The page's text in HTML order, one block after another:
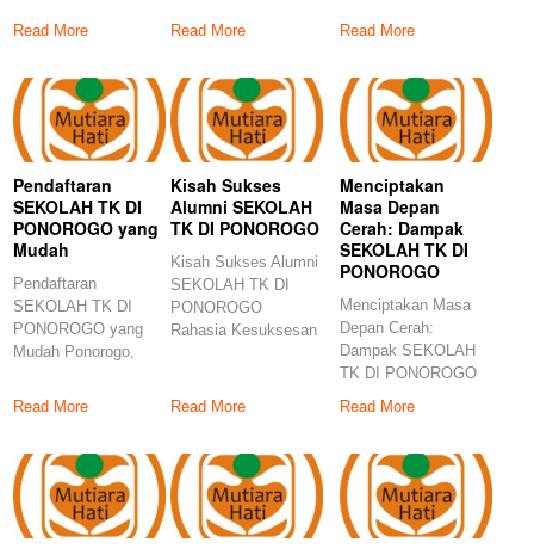
yang Membuat
Read More Read More
Temukan Fasilitas
Read More
Pendaftaran
SEKOLAH TK DI
PONOROGO yang
Mudah
Pendaftaran
SEKOLAH TK DI
PONOROGO yang
Mudah Ponorogo,
subur dan penuh
Read More
Kisah Sukses
Alumni SEKOLAH
TK DI PONOROGO
Kisah Sukses Alumni
SEKOLAH TK DI
PONOROGO
Rahasia Kesuksesan
Alumni
Read More
Menciptakan
Masa Depan
Cerah: Dampak
SEKOLAH TK DI
PONOROGO
Menciptakan Masa
Depan Cerah:
Dampak SEKOLAH
TK DI PONOROGO
Sukses Anak Cerdas
Read More